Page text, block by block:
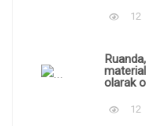
12
olarak
12